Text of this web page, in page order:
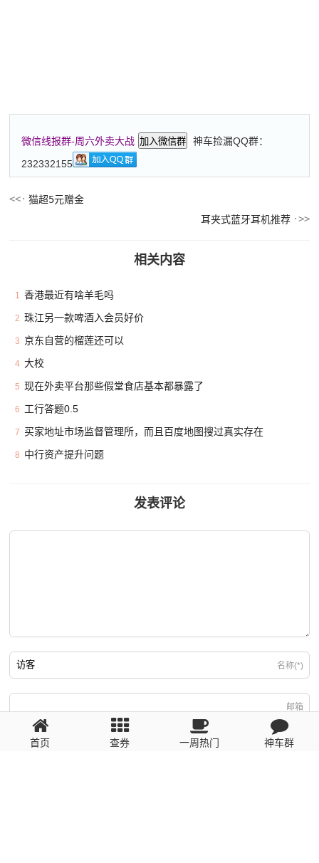
微信线报群-周六外卖大战 加入微信群
神车捡漏QQ群：
232332155
猫超5元赠金
耳夹式蓝牙耳机推荐
相关内容
1 香港最近有啥羊毛吗
2 珠江另一款啤酒入会员好价
3 京东自营的榴莲还可以
4 大校
5 现在外卖平台那些假堂食店基本都暴露了
6 工行答题0.5
7 买家地址市场监督管理所，而且百度地图搜过真实存在
8 中行资产提升问题
发表评论
名称(*)
邮箱
回复需填写必要信息
首页 查券 一周热门 神车群